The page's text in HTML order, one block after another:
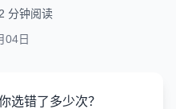
2 分钟阅读
04日
选错了多少次？